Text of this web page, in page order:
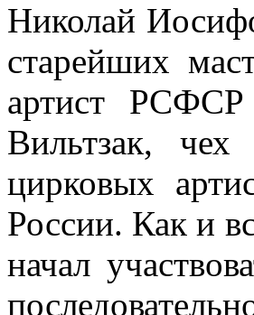
Николай
старейших
артист
Вильтзак,
цирковых
России. Как и
начал